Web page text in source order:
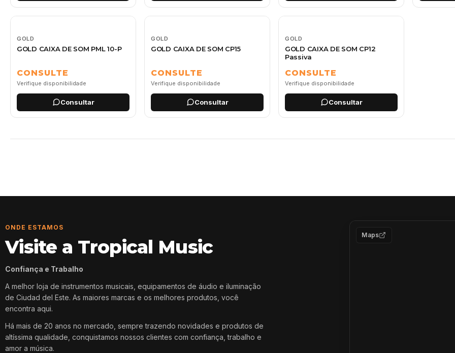
GOLD
GOLD CAIXA DE SOM PML 10-P
CONSULTE
Verifique disponibilidade
Consultar
GOLD
GOLD CAIXA DE SOM CP15
CONSULTE
Verifique disponibilidade
Consultar
GOLD
GOLD CAIXA DE SOM CP12
Passiva
CONSULTE
Verifique disponibilidade
Consultar
ONDE ESTAMOS
Visite a Tropical Music
Confiança e Trabalho
A melhor loja de instrumentos musicais, equipamentos de áudio e iluminação
de Ciudad del Este. As maiores marcas e os melhores produtos, você
encontra aqui.
Há mais de 20 anos no mercado, sempre trazendo novidades e produtos de
altíssima qualidade, conquistamos nossos clientes com confiança, trabalho e
amor a música.
Maps